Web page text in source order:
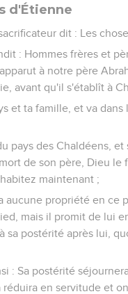
d'Étienne
dit : Les
: Hommes frères et
à notre père
avant qu'il s'établît à
et ta famille, et va dans
pays des Chaldéens, et
de son père, Dieu le
maintenant ;
aucune propriété en ce
mais il promit de lui
sa postérité après lui,
: Sa postérité
réduira en servitude et